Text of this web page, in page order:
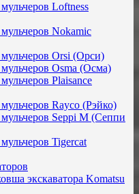
Loftness
Nokamic
Orsi (Орси)
Osma (Осма)
Plaisance
Rayco (Рэйко)
Seppi M (Сеппи
Tigercat
экскаватора Komatsu